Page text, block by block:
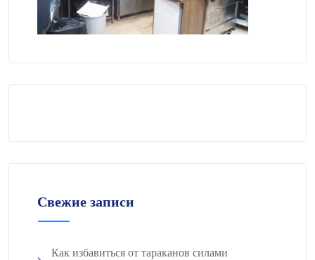
Свежие записи
Как избавиться от тараканов силами